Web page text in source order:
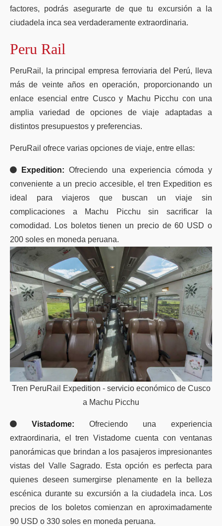
factores, podrás asegurarte de que tu excursión a la
ciudadela inca sea verdaderamente extraordinaria.
Peru Rail
PeruRail, la principal empresa ferroviaria del Perú, lleva
más de veinte años en operación, proporcionando un
enlace esencial entre Cusco y Machu Picchu con una
amplia variedad de opciones de viaje adaptadas a
distintos presupuestos y preferencias.
PeruRail ofrece varias opciones de viaje, entre ellas:
Expedition: Ofreciendo una experiencia cómoda y
conveniente a un precio accesible, el tren Expedition es
ideal para viajeros que buscan un viaje sin
complicaciones a Machu Picchu sin sacrificar la
comodidad. Los boletos tienen un precio de 60 USD o
200 soles en moneda peruana.
Tren PeruRail Expedition - servicio económico de Cusco
a Machu Picchu
Vistadome: Ofreciendo una experiencia
extraordinaria, el tren Vistadome cuenta con ventanas
panorámicas que brindan a los pasajeros impresionantes
vistas del Valle Sagrado. Esta opción es perfecta para
quienes deseen sumergirse plenamente en la belleza
escénica durante su excursión a la ciudadela inca. Los
precios de los boletos comienzan en aproximadamente
90 USD o 330 soles en moneda peruana.